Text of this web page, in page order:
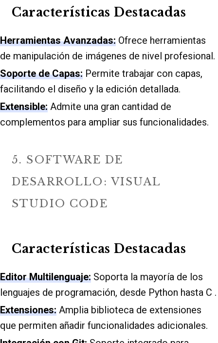
Características Destacadas
Herramientas Avanzadas: Ofrece herramientas
de manipulación de imágenes de nivel profesional.
Soporte de Capas: Permite trabajar con capas,
facilitando el diseño y la edición detallada.
Extensible: Admite una gran cantidad de
complementos para ampliar sus funcionalidades.
5. SOFTWARE DE
DESARROLLO: VISUAL
STUDIO CODE
Características Destacadas
Editor Multilenguaje: Soporta la mayoría de los
lenguajes de programación, desde Python hasta C .
Extensiones: Amplia biblioteca de extensiones
que permiten añadir funcionalidades adicionales.